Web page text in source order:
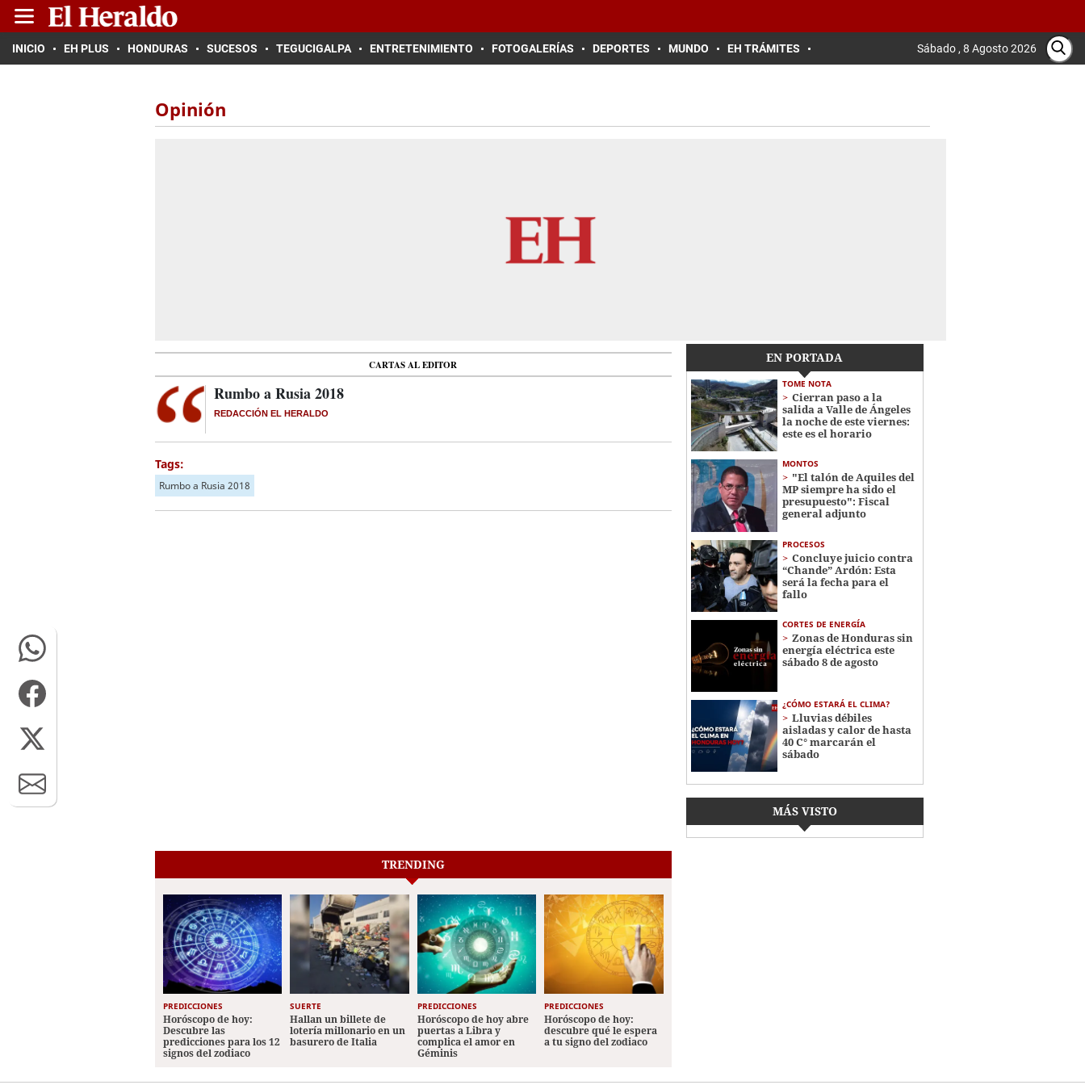
INICIO EH PLUS HONDURAS SUCESOS TEGUCIGALPA ENTRETENIMIENTO FOTOGALERÍAS DEPORTES MUNDO EH TRÁMITES Sábado , 8 Agosto 2026
Opinión
CARTAS AL EDITOR
Rumbo a Rusia 2018
REDACCIÓN EL HERALDO
Tags:
Rumbo a Rusia 2018
EN PORTADA
TOME NOTA
Cierran paso a la
salida a Valle de Ángeles
la noche de este viernes:
este es el horario
MONTOS
"El talón de Aquiles del
MP siempre ha sido el
presupuesto": Fiscal
general adjunto
PROCESOS
Concluye juicio contra
“Chande” Ardón: Esta
será la fecha para el
fallo
CORTES DE ENERGÍA
Zonas de Honduras sin
energía eléctrica este
sábado 8 de agosto
¿CÓMO ESTARÁ EL CLIMA?
Lluvias débiles
aisladas y calor de hasta
40 C° marcarán el
sábado
MÁS VISTO
TRENDING
PREDICCIONES
Horóscopo de hoy:
Descubre las
predicciones para los 12
signos del zodiaco
SUERTE
Hallan un billete de
lotería millonario en un
basurero de Italia
PREDICCIONES
Horóscopo de hoy abre
puertas a Libra y
complica el amor en
Géminis
PREDICCIONES
Horóscopo de hoy:
descubre qué le espera
a tu signo del zodiaco